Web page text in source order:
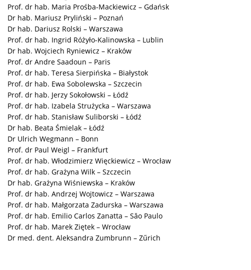
Prof. dr hab. Maria Prośba-Mackiewicz – Gdańsk
Dr hab. Mariusz Pryliński – Poznań
Dr hab. Dariusz Rolski – Warszawa
Prof. dr hab. Ingrid Różyło-Kalinowska – Lublin
Dr hab. Wojciech Ryniewicz – Kraków
Prof. dr Andre Saadoun – Paris
Prof. dr hab. Teresa Sierpińska – Białystok
Prof. dr hab. Ewa Sobolewska – Szczecin
Prof. dr hab. Jerzy Sokołowski – Łódź
Prof. dr hab. Izabela Strużycka – Warszawa
Prof. dr hab. Stanisław Suliborski – Łódź
Dr hab. Beata Śmielak – Łódź
Dr Ulrich Wegmann – Bonn
Prof. dr Paul Weigl – Frankfurt
Prof. dr hab. Włodzimierz Więckiewicz – Wrocław
Prof. dr hab. Grażyna Wilk – Szczecin
Dr hab. Grażyna Wiśniewska – Kraków
Prof. dr hab. Andrzej Wojtowicz – Warszawa
Prof. dr hab. Małgorzata Zadurska – Warszawa
Prof. dr hab. Emilio Carlos Zanatta – Săo Paulo
Prof. dr hab. Marek Ziętek – Wrocław
Dr med. dent. Aleksandra Zumbrunn – Zűrich